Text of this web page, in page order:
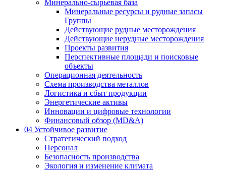
Минерально-сырьевая база
Минеральные ресурсы и рудные запасы
Группы
Действующие рудные месторождения
Действующие нерудные месторождения
Проекты развития
Перспективные площади и поисковые
объекты
Операционная деятельность
Схема производства металлов
Логистика и сбыт продукции
Энергетические активы
Инновации и цифровые технологии
Финансовый обзор (MD&A)
04 Устойчивое развитие
Стратегический подход
Персонал
Безопасность производства
Экология и изменение климата